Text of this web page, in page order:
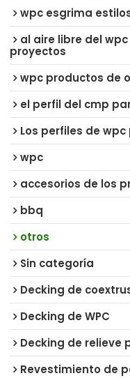
wpc esgrima
al aire libre del
proyectos
wpc productos de
el perfil del cmp
Los perfiles de
wpc
accesorios de los
bbq
otros
Sin categoría
Decking de
Decking de WPC
Decking de relieve
Revestimiento de